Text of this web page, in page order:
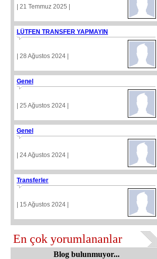
| 21 Temmuz 2025 |
LÜTFEN TRANSFER YAPMAYIN
| 28 Ağustos 2024 |
Genel
| 25 Ağustos 2024 |
Genel
| 24 Ağustos 2024 |
Transferler
| 15 Ağustos 2024 |
En çok yorumlananlar
Blog bulunmuyor...